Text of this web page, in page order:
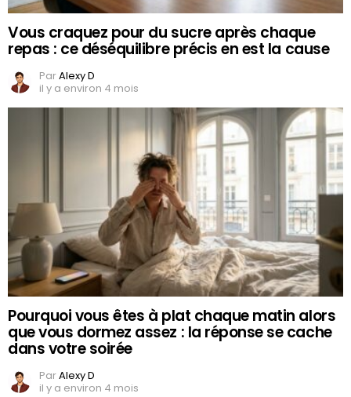
Vous craquez pour du sucre après chaque
repas : ce déséquilibre précis en est la cause
ParAlexy D
il y a environ 4 mois
Pourquoi vous êtes à plat chaque matin alors
que vous dormez assez : la réponse se cache
dans votre soirée
ParAlexy D
il y a environ 4 mois